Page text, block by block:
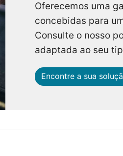
Oferecemos uma
concebidas para
Consulte o nosso
adaptada ao seu
Encontre a sua